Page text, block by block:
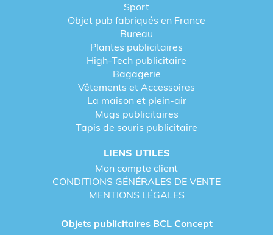
Sport
Objet pub fabriqués en France
Bureau
Plantes publicitaires
High-Tech publicitaire
Bagagerie
Vêtements et Accessoires
La maison et plein-air
Mugs publicitaires
Tapis de souris publicitaire
LIENS UTILES
Mon compte client
CONDITIONS GÉNÉRALES DE VENTE
MENTIONS LÉGALES
Objets publicitaires BCL Concept